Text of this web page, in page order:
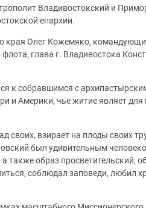
Владивостокский и
епархии.
края Олег Кожемяко,
глава г. Владивостока
к собравшимся с
и Америки, чье житие являет
своих, взирает на плоды своих
был удивительным
также образ просветительский,
соблюдал заповеди, любил